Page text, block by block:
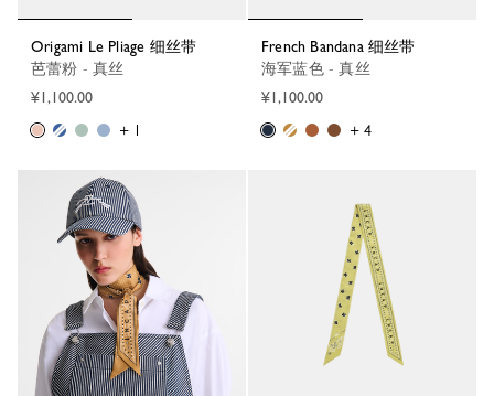
Origami Le Pliage 细丝带
芭蕾粉 - 真丝
¥1,100.00
+ 1
French Bandana 细丝带
海军蓝色 - 真丝
¥1,100.00
+ 4